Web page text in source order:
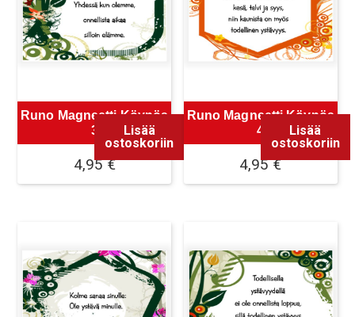
Runo Magneetti Köynös
3
4,95€
Lisää
ostoskoriin
Runo Magneetti Köynös
4
4,95€
Lisää
ostoskoriin